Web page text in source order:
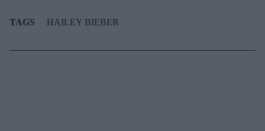
TAGS HAILEY BIEBER